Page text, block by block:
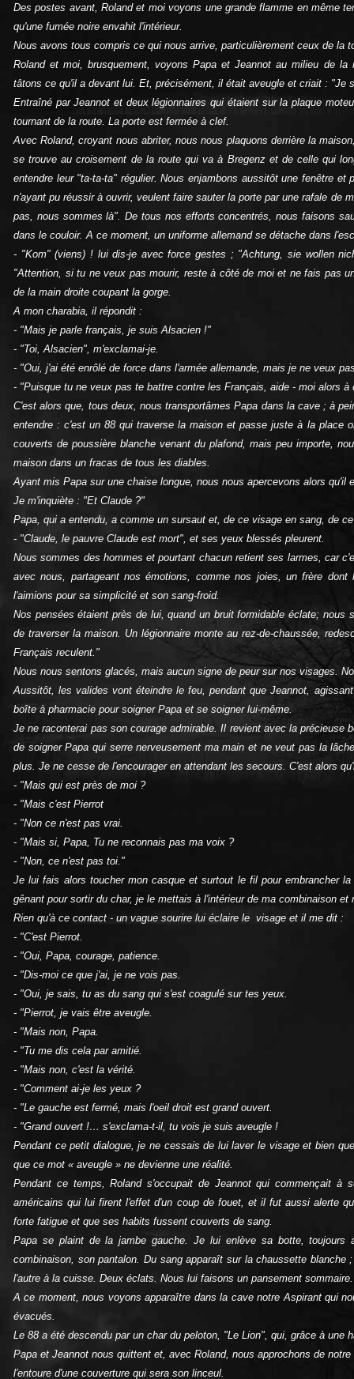
Des postes avant, Roland et moi voyons une grande flamme en même
qu'une fumée noire envahit l'intérieur.
Nous avons tous compris ce qui nous arrive, particulièrement ceux de la
Roland et moi, brusquement, voyons Papa et Jeannot au milieu de
tâtons ce qu'il a devant lui. Et, précisément, il était aveugle et criait : "Je
Entraîné par Jeannot et deux légionnaires qui étaient sur la plaque
tournant de la route. La porte est fermée à clef.
Avec Roland, croyant nous abriter, nous nous plaquons derrière la
se trouve au croisement de la route qui va à Bregenz et de celle qui
entendre leur "ta‑ta‑ta" régulier. Nous enjambons aussitôt une fenêtre
n'ayant pu réussir à ouvrir, veulent faire sauter la porte par une rafale de
pas, nous sommes là". De tous nos efforts concentrés, nous faisons
dans le couloir. A ce moment, un uniforme allemand se détache dans
‑ "Kom" (viens) ! lui dis‑je avec force gestes ; "Achtung, sie wollen
"Attention, si tu ne veux pas mourir, reste à côté de moi et ne fais pas
de la main droite coupant la gorge.
A mon charabia, il répondit :
- "Mais je parle français, je suis Alsacien !"
- "Toi, Alsacien", m'exclamai‑je.
‑ "Oui, j'ai été enrôlé de force dans l'armée allemande, mais je ne veux
- "Puisque tu ne veux pas te battre contre les Français, aide ‑ moi alors
C'est alors que, tous deux, nous transportâmes Papa dans la cave ; à
entendre : c'est un 88 qui traverse la maison et passe juste à la place
couverts de poussière blanche venant du plafond, mais peu importe,
maison dans un fracas de tous les diables.
Ayant mis Papa sur une chaise longue, nous nous apercevons alors qu'il
Je m'inquiète : "Et Claude ?"
Papa, qui a entendu, a comme un sursaut et, de ce visage en sang, de
- "Claude, le pauvre Claude est mort", et ses yeux blessés pleurent.
Nous sommes des hommes et pourtant chacun retient ses larmes, car
avec nous, partageant nos émotions, comme nos joies, un frère
l'aimions pour sa simplicité et son sang‑froid.
Nos pensées étaient près de lui, quand un bruit formidable éclate;
de traverser la maison. Un légion­naire monte au rez‑de‑chaussée,
Français reculent."
Nous nous sentons glacés, mais aucun signe de peur sur nos
Aussitôt, les valides vont éteindre le feu, pendant que Jeannot,
boîte à pharmacie pour soigner Papa et se soigner lui‑même.
Je ne raconterai pas son courage admirable. Il revient avec la
de soigner Papa qui serre nerveusement ma main et ne veut pas la
plus. Je ne cesse de l'encourager en attendant les secours. C'est alors
- "Mais qui est près de moi ?
- "Mais c'est Pierrot
- "Non ce n'est pas vrai.
- "Mais si, Papa, Tu ne reconnais pas ma voix ?
‑ "Non, ce n'est pas toi."
Je lui fais alors toucher mon casque et surtout le fil pour embrancher
gênant pour sortir du char, je le mettais à l'intérieur de ma combinaison
Rien qu'à ce contact ‑ un vague sourire lui éclaire le visage et il me dit :
- "C'est Pierrot.
‑ "Oui, Papa, courage, patience.
- "Dis‑moi ce que j'ai, je ne vois pas.
- "Oui, je sais, tu as du sang qui s'est coagulé sur tes yeux.
- "Pierrot, je vais être aveugle.
- "Mais non, Papa.
- "Tu me dis cela par amitié.
- "Mais non, c'est la vérité.
- "Comment ai‑je les yeux ?
- "Le gauche est fermé, mais l'oeil droit est grand ouvert.
- "Grand ouvert !… s'exclama‑t‑il, tu vois je suis aveugle !
Pendant ce petit dialogue, je ne cessais de lui laver le visage et bien
que ce mot « aveugle » ne devienne une réalité.
Pendant ce temps, Roland s'occupait de Jeannot qui commençait à
américains qui lui firent l'effet d'un coup de fouet, et il fut aussi alerte
forte fatigue et que ses habits fussent couverts de sang.
Papa se plaint de la jambe gauche. Je lui enlève sa botte, toujours
combinaison, son pantalon. Du sang apparaît sur la chaussette
l'autre à la cuisse. Deux éclats. Nous lui faisons un pansement sommaire.
A ce moment, nous voyons apparaître dans la cave notre Aspirant qui
évacués.
Le 88 a été descendu par un char du peloton, "Le Lion", qui, grâce à une
Papa et Jeannot nous quittent et, avec Roland, nous approchons de
l'entoure d'une couverture qui sera son linceul.